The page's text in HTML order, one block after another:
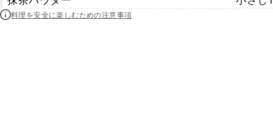
料理を安全に楽しむための注意事項